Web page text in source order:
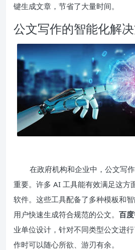
键生成文章，节省了大量时间。
公文写作的智能化解
在政府机构和企业中，公文写
重要。许多 AI 工具能有效满足这方
软件。这些工具配备了多种模板和
用户快速生成符合规范的公文。 百
业单位设计，针对不同类型公文进
作时可以随心所欲、游刃有余。